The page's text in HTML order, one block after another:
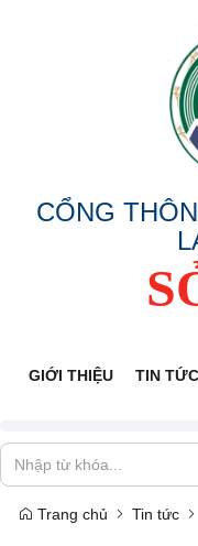
CỔNG
GIỚI THIỆU TIN TỨC
Trang chủ Tin tức